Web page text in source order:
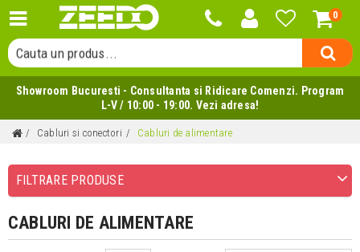
0
Cauta un produs...
Cauta o categorie...
Cauta un producator...
Cauta un produs...
Showroom Bucuresti - Consultanta si Ridicare Comenzi. Program
L-V / 10:00 - 19:00. Vezi adresa!
Cabluri si conectori Cabluri de alimentare
FILTRARE PRODUSE
CABLURI DE ALIMENTARE